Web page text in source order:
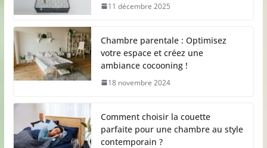
11 décembre 2025
Chambre parentale : Optimisez
votre espace et créez une
ambiance cocooning !
18 novembre 2024
Comment choisir la couette
parfaite pour une chambre au style
contemporain ?